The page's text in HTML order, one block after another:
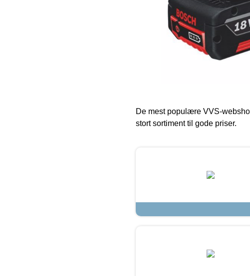
De mest populære VVS-
stort sortiment til gode priser.